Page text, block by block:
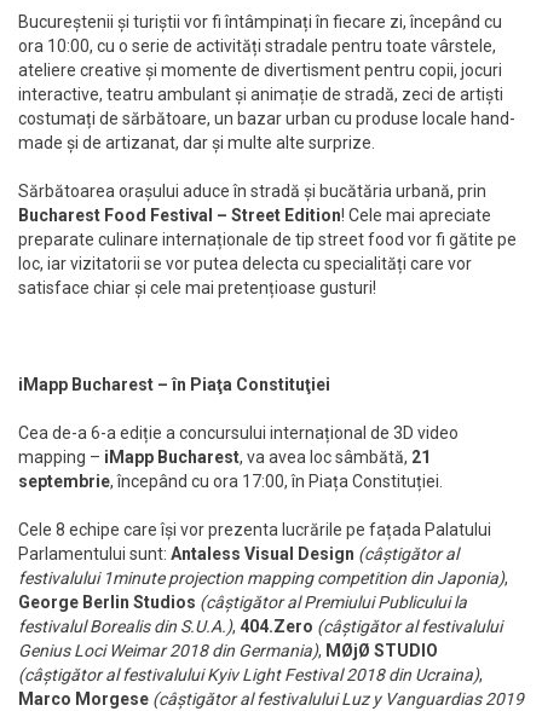
Bucureștenii și turiștii vor fi întâmpinați în fiecare zi, începând cu
ora 10:00, cu o serie de activități stradale pentru toate vârstele,
ateliere creative și momente de divertisment pentru copii, jocuri
interactive, teatru ambulant și animație de stradă, zeci de artiști
costumați de sărbătoare, un bazar urban cu produse locale hand-
made și de artizanat, dar și multe alte surprize.
Sărbătoarea orașului aduce în stradă și bucătăria urbană, prin
Bucharest Food Festival – Street Edition! Cele mai apreciate
preparate culinare internaționale de tip street food vor fi gătite pe
loc, iar vizitatorii se vor putea delecta cu specialități care vor
satisface chiar și cele mai pretențioase gusturi!
iMapp Bucharest – în Piaţa Constituţiei
Cea de-a 6-a ediție a concursului internațional de 3D video
mapping – iMapp Bucharest, va avea loc sâmbătă, 21
septembrie, începând cu ora 17:00, în Piața Constituției.
Cele 8 echipe care își vor prezenta lucrările pe fațada Palatului
Parlamentului sunt: Antaless Visual Design (câștigător al
festivalului 1minute projection mapping competition din Japonia),
George Berlin Studios (câștigător al Premiului Publicului la
festivalul Borealis din S.U.A.), 404.Zero (câștigător al festivalului
Genius Loci Weimar 2018 din Germania), MØjØ STUDIO
(câștigător al festivalului Kyiv Light Festival 2018 din Ucraina),
Marco Morgese (câștigător al festivalului Luz y Vanguardias 2019